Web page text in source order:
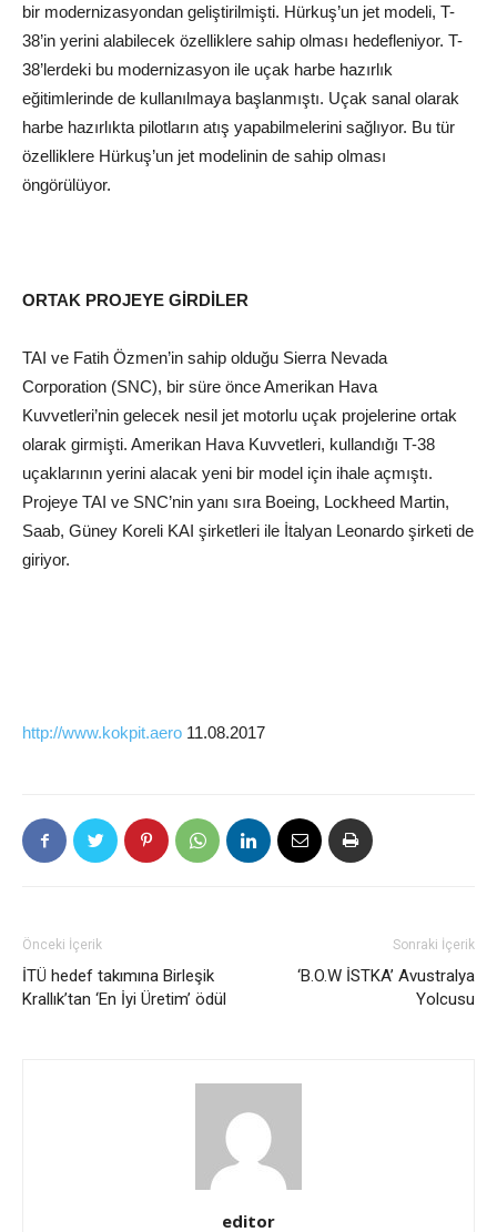
bir modernizasyondan geliştirilmişti. Hürkuş’un jet modeli, T-
38’in yerini alabilecek özelliklere sahip olması hedefleniyor. T-
38’lerdeki bu modernizasyon ile uçak harbe hazırlık
eğitimlerinde de kullanılmaya başlanmıştı. Uçak sanal olarak
harbe hazırlıkta pilotların atış yapabilmelerini sağlıyor. Bu tür
özelliklere Hürkuş’un jet modelinin de sahip olması
öngörülüyor.
ORTAK PROJEYE GİRDİLER
TAI ve Fatih Özmen’in sahip olduğu Sierra Nevada
Corporation (SNC), bir süre önce Amerikan Hava
Kuvvetleri’nin gelecek nesil jet motorlu uçak projelerine ortak
olarak girmişti. Amerikan Hava Kuvvetleri, kullandığı T-38
uçaklarının yerini alacak yeni bir model için ihale açmıştı.
Projeye TAI ve SNC’nin yanı sıra Boeing, Lockheed Martin,
Saab, Güney Koreli KAI şirketleri ile İtalyan Leonardo şirketi de
giriyor.
http://www.kokpit.aero 11.08.2017
Önceki İçerik
İTÜ hedef takımına Birleşik
Krallık’tan ‘En İyi Üretim’ ödül
Sonraki İçerik
‘B.O.W İSTKA’ Avustralya
Yolcusu
editor